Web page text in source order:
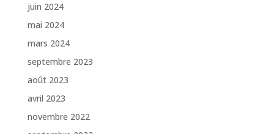
juin 2024
mai 2024
mars 2024
septembre 2023
août 2023
avril 2023
novembre 2022